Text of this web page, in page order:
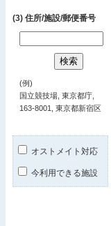
(3) 住所/施設/郵便番号
(例)
国立競技場, 東京都庁,
163-8001, 東京都新宿区
オストメイト対応
今利用できる施設